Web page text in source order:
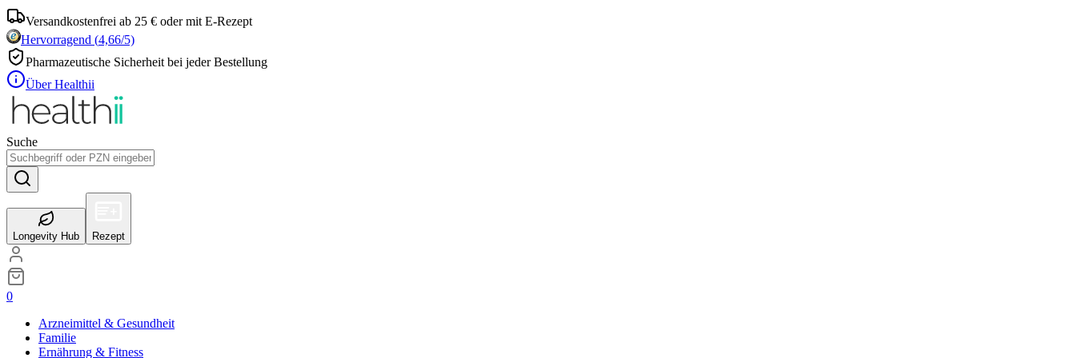
Versandkostenfrei ab 25 € oder mit E-Rezept
Hervorragend (4,66/5)
Pharmazeutische Sicherheit bei jeder Bestellung
Über Healthii
Suche
Longevity Hub Rezept
0
Arzneimittel & Gesundheit
Familie
Ernährung & Fitness